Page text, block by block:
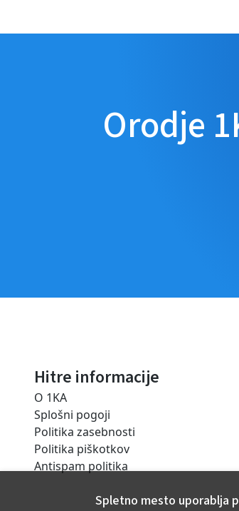
Orodje
Hitre informacije
O 1KA
Splošni pogoji
Politika zasebnosti
Politika piškotkov
Antispam politika
Spletno mesto uporablja